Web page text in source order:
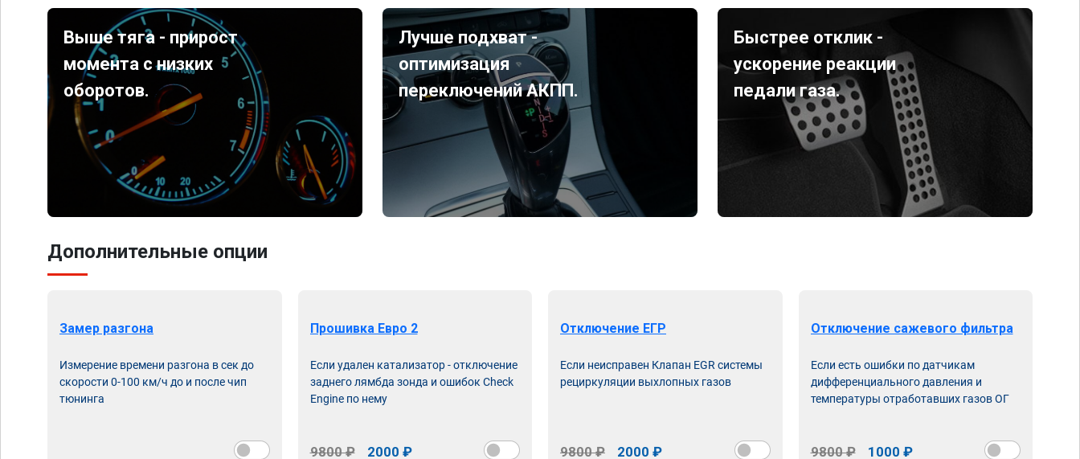
Выше тяга - прирост
момента с низких
оборотов.
Лучше подхват -
оптимизация
переключений АКПП.
Быстрее отклик -
ускорение реакции
педали газа.
Дополнительные опции
Замер разгона
Измерение времени разгона в сек до
скорости 0-100 км/ч до и после чип
тюнинга
Прошивка Евро 2
Если удален катализатор - отключение
заднего лямбда зонда и ошибок Check
Engine по нему
9800 ₽ 2000 ₽
Отключение ЕГР
Если неисправен Клапан EGR системы
рециркуляции выхлопных газов
9800 ₽ 2000 ₽
Отключение сажевого фильтра
Если есть ошибки по датчикам
дифференциального давления и
температуры отработавших газов ОГ
9800 ₽ 1000 ₽